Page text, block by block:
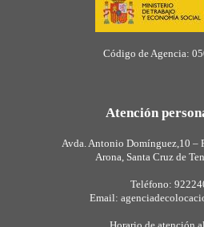
Código de Agencia:
Atención
Avda. Antonio Domínguez,10 –
Arona, Santa Cruz de
Teléfono:
Email: